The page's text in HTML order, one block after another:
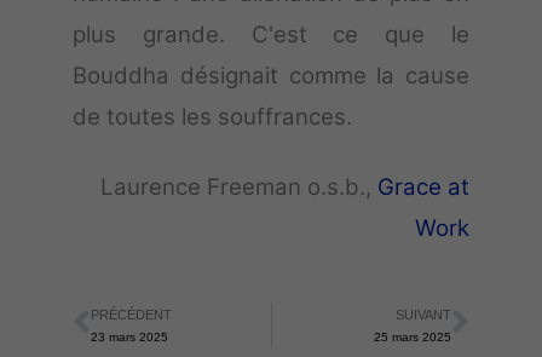
plus grande. C'est ce que le
Bouddha désignait comme la cause
de toutes les souffrances.
Laurence Freeman o.s.b., Grace at
Work
Précédent
PRÉCÉDENT
23 mars 2025
SUIVANT
25 mars 2025